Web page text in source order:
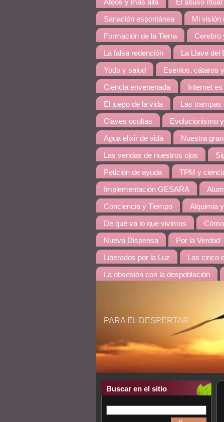
Ateos y más allá El abuso ritual
Sanación espontánea Mi visión
Formación de la Tierra Cerebro
La falsa redención La Llave del
Yodo y salud Esenios, cátaros
Ciencia envenenada Internet
El juego de la vida Las trampas
Claves ocultas Evolucionismo
Agua elixir de vida Nuestra
Las vendas de nuestros ojos
Petición de ayuda TPM y
Implementación GESARA
Conciencia y Tiempo Alquimia
De qué va lo que vivimos
Nueva Dispensa Por la Verdad
Liberados por la Luz Las cinco
La obsesión con la despoblación
PARA EL DESPERTAR
Buscar en el sitio